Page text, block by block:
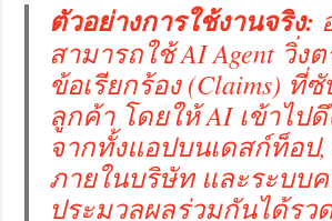
ตัวอย่างการใช้งานจริง:
สามารถใช้ AI Agent วิ่ง
ข้อเรียกร้อง (Claims) ที่
ลูกค้า โดยให้ AI เข้าไป
จากทั้งแอปบนเดสก์ท็อป,
ภายในบริษัท และระบบ
ประมวลผลร่วมกันได้รว